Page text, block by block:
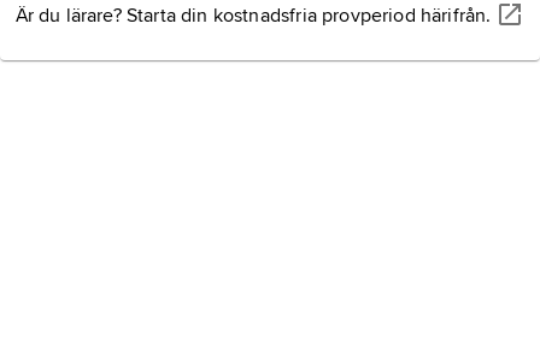
Är du lärare? Starta din kostnadsfria provperiod härifrån.